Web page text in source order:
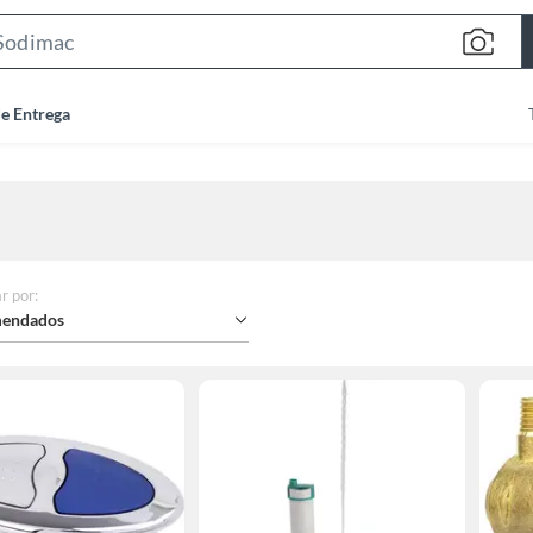
Bar
Entrega
por: